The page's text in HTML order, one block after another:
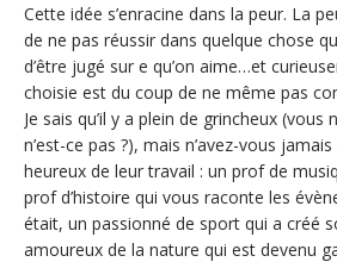
Cette idée s’enracine dans la peur. La
de ne pas réussir dans quelque chose
d’être jugé sur e qu’on aime…et
choisie est du coup de ne même pas
Je sais qu’il y a plein de grincheux (vous
n’est-ce pas ?), mais n’avez-vous
heureux de leur travail : un prof de
prof d’histoire qui vous raconte les
était, un passionné de sport qui a créé
amoureux de la nature qui est devenu